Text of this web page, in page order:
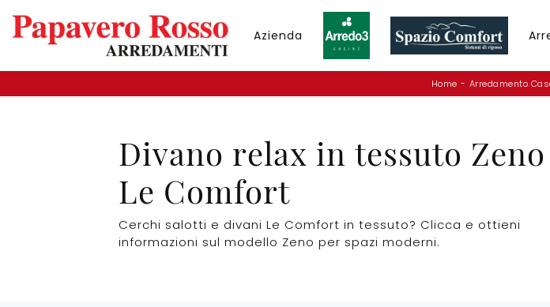
Azienda
Home - Arredamento
Divano relax in tessuto
Le Comfort
Cerchi salotti e divani Le Comfort in tessuto? Clicca e ottieni
informazioni sul modello Zeno per spazi moderni.